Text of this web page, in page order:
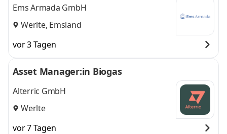
Ems Armada GmbH
Werlte, Emsland
vor 3 Tagen
Asset Manager:in Biogas
Alterric GmbH
Werlte
vor 7 Tagen